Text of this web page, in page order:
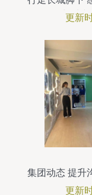
长城
更新
集团动态 提
团工联
更新